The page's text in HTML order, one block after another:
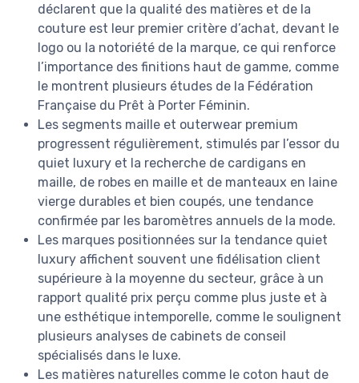
déclarent que la qualité des matières et de la
couture est leur premier critère d’achat, devant le
logo ou la notoriété de la marque, ce qui renforce
l’importance des finitions haut de gamme, comme
le montrent plusieurs études de la Fédération
Française du Prêt à Porter Féminin.
Les segments maille et outerwear premium
progressent régulièrement, stimulés par l’essor du
quiet luxury et la recherche de cardigans en
maille, de robes en maille et de manteaux en laine
vierge durables et bien coupés, une tendance
confirmée par les baromètres annuels de la mode.
Les marques positionnées sur la tendance quiet
luxury affichent souvent une fidélisation client
supérieure à la moyenne du secteur, grâce à un
rapport qualité prix perçu comme plus juste et à
une esthétique intemporelle, comme le soulignent
plusieurs analyses de cabinets de conseil
spécialisés dans le luxe.
Les matières naturelles comme le coton haut de